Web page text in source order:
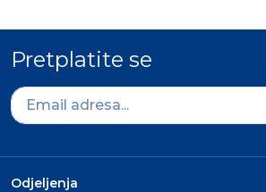
Pretplatite se
Odjeljenja